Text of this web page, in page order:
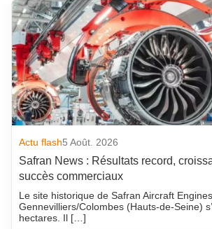
Actu flash5 Août. 2026
Safran News : Résultats record,
succès commerciaux
Le site historique de Safran Aircraft
Gennevilliers/Colombes (Hauts-de-Seine)
hectares. Il […]